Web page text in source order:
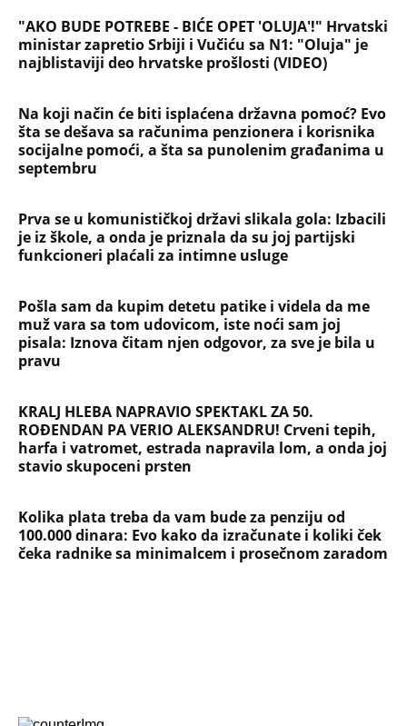
"AKO BUDE POTREBE - BIĆE OPET 'OLUJA'!" Hrvatski
ministar zapretio Srbiji i Vučiću sa N1: "Oluja" je
najblistaviji deo hrvatske prošlosti (VIDEO)
Na koji način će biti isplaćena državna pomoć? Evo
šta se dešava sa računima penzionera i korisnika
socijalne pomoći, a šta sa punolenim građanima u
septembru
Prva se u komunističkoj državi slikala gola: Izbacili
je iz škole, a onda je priznala da su joj partijski
funkcioneri plaćali za intimne usluge
Pošla sam da kupim detetu patike i videla da me
muž vara sa tom udovicom, iste noći sam joj
pisala: Iznova čitam njen odgovor, za sve je bila u
pravu
KRALJ HLEBA NAPRAVIO SPEKTAKL ZA 50.
ROĐENDAN PA VERIO ALEKSANDRU! Crveni tepih,
harfa i vatromet, estrada napravila lom, a onda joj
stavio skupoceni prsten
Kolika plata treba da vam bude za penziju od
100.000 dinara: Evo kako da izračunate i koliki ček
čeka radnike sa minimalcem i prosečnom zaradom